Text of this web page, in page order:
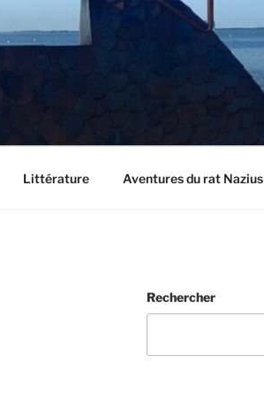
Littérature Aventures du rat Nazius
Rechercher